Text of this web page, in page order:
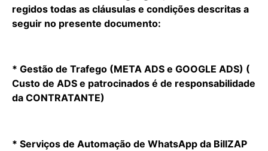
regidos todas as cláusulas e condições descritas a
seguir no presente documento:
* Gestão de Trafego (META ADS e GOOGLE ADS) (
Custo de ADS e patrocinados é de responsabilidade
da CONTRATANTE)
* Serviços de Automação de WhatsApp da BillZAP